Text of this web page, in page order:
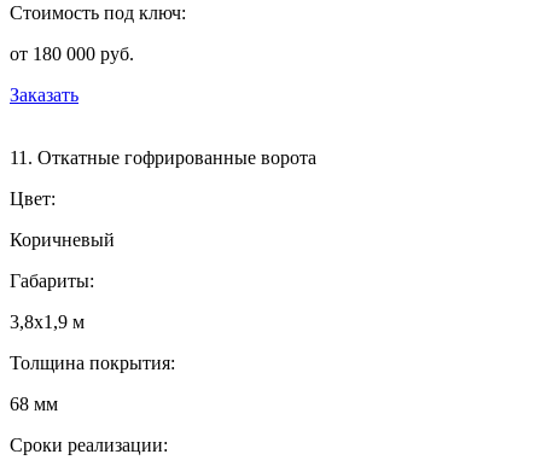
Стоимость под ключ:
от 180 000 руб.
Заказать
11. Откатные гофрированные ворота
Цвет:
Коричневый
Габариты:
3,8х1,9 м
Толщина покрытия:
68 мм
Сроки реализации: